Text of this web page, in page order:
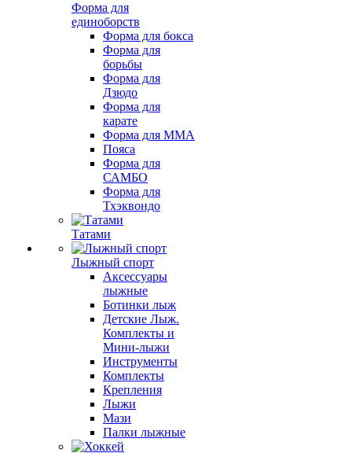
Форма для
единоборств
Форма для бокса
Форма для
борьбы
Форма для
Дзюдо
Форма для
карате
Форма для MMA
Пояса
Форма для
САМБО
Форма для
Тхэквондо
Татами
Лыжный спорт
Аксессуары
лыжные
Ботинки лыж
Детские Лыж.
Комплекты и
Мини-лыжи
Инструменты
Комплекты
Крепления
Лыжи
Мази
Палки лыжные